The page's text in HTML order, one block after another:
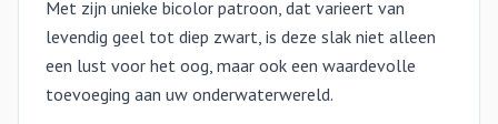
Met zijn unieke bicolor patroon, dat varieert van
levendig geel tot diep zwart, is deze slak niet alleen
een lust voor het oog, maar ook een waardevolle
toevoeging aan uw onderwaterwereld.